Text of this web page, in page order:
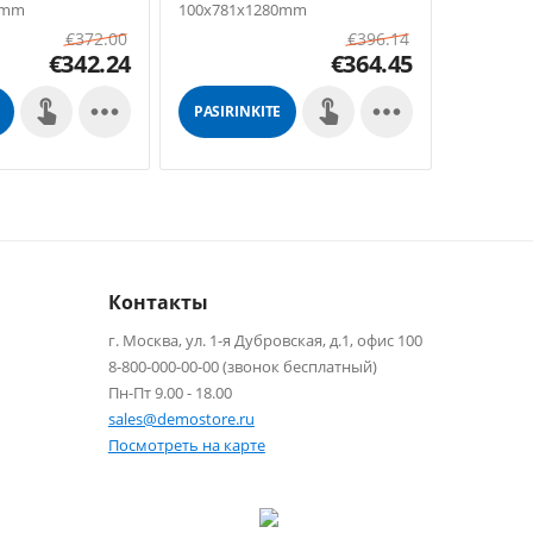
€372.00
€342.24

100x781x1280mm
€396.14
€364.45
PASIRINKITE 
Контакты
г. Москва, ул. 1-я Дубровская, д.1, офис 100
8-800-000-00-00 (звонок бесплатный)
Пн-Пт 9.00 - 18.00
sales@demostore.ru
Посмотреть на карте